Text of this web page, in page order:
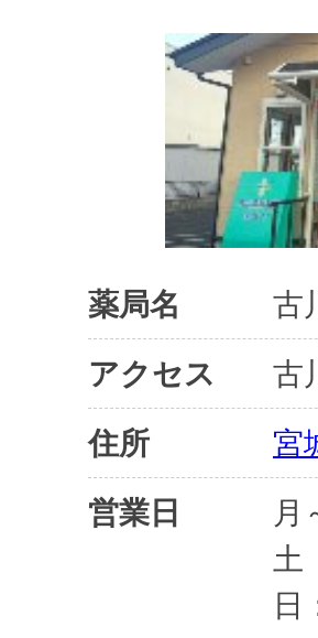
薬局名
古
アクセス
古
住所
宮
営業日
土
日